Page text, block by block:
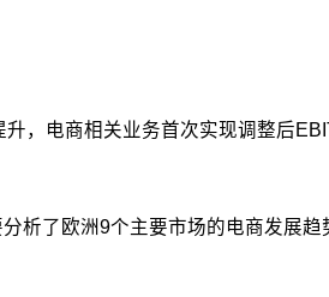
，电商相关业务首次实现调整后
析了欧洲9个主要市场的电商发展